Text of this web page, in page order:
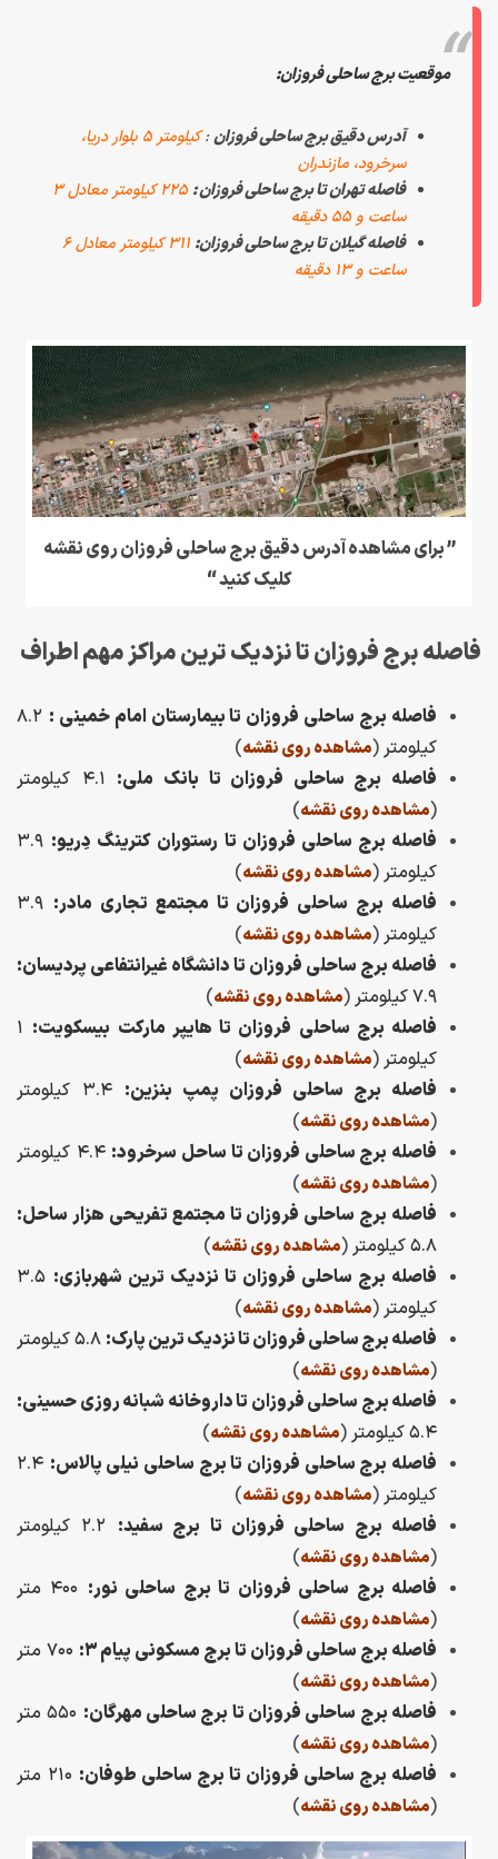
موقعیت برج ساحلی فروزان:
آدرس دقیق برج ساحلی فروزان:
کیلومتر ۵ بلوار دریا،
سرخرود، مازندران
فاصله تهران تا برج ساحلی فروزان :
۲۲۵ کیلومتر معادل ۳
ساعت و ۵۵ دقیقه
فاصله گیلان تا برج ساحلی فروزان:
۳۱۱ کیلومتر معادل ۶
ساعت و ۱۳ دقیقه
” برای مشاهده آدرس دقیق برج ساحلی فروزان روی نقشه
کلیک کنید “
فاصله برج فروزان تا نزدیک ترین مراکز مهم اطراف
فاصله برج ساحلی فروزان تا بیمارستان امام خمینی : ۸.۲
کیلومتر(مشاهده روی نقشه)
فاصله برج ساحلی فروزان تا بانک ملی:
(مشاهده روی نقشه)
فاصله برج ساحلی فروزان تا رستوران کترینگ دِریو: ۳.۹
کیلومتر(مشاهده روی نقشه)
فاصله برج ساحلی فروزان تا مجتمع تجاری مادر: ۳.۹
کیلومتر(مشاهده روی نقشه)
فاصله برج ساحلی فروزان تا دانشگاه غیرانتفاعی پردیسان:
۷.۹ کیلومتر
(مشاهده روی نقشه)
فاصله برج ساحلی فروزان تا هایپر مارکت بیسکویت: ۱
کیلومتر(مشاهده روی نقشه)
فاصله برج ساحلی فروزان پمپ بنزین:
(مشاهده روی نقشه)
فاصله برج ساحلی فروزان تا ساحل سرخرود: ۴.۴ کیلومتر
(مشاهده روی نقشه)
فاصله برج ساحلی فروزان تا مجتمع تفریحی هزار ساحل:
۵.۸ کیلومتر
(مشاهده روی نقشه)
فاصله برج ساحلی فروزان تا نزدیک ترین شهربازی: ۳.۵
کیلومتر(مشاهده روی نقشه)
فاصله برج ساحلی فروزان تا نزدیک ترین پارک:
(مشاهده روی نقشه)
فاصله برج ساحلی فروزان تا داروخانه شبانه روزی حسینی:
۵.۴ کیلومتر
(مشاهده روی نقشه)
فاصله برج ساحلی فروزان تا برج ساحلی نیلی پالاس: ۲.۴
کیلومتر(مشاهده روی نقشه)
فاصله برج ساحلی فروزان تا برج سفید:
(مشاهده روی نقشه)
فاصله برج ساحلی فروزان تا برج ساحلی نور:
(مشاهده روی نقشه)
فاصله برج ساحلی فروزان تا برج مسکونی پیام ۳:
(مشاهده روی نقشه)
فاصله برج ساحلی فروزان تا برج ساحلی مهرگان:
(مشاهده روی نقشه)
فاصله برج ساحلی فروزان تا برج ساحلی طوفان:
(مشاهده روی نقشه)